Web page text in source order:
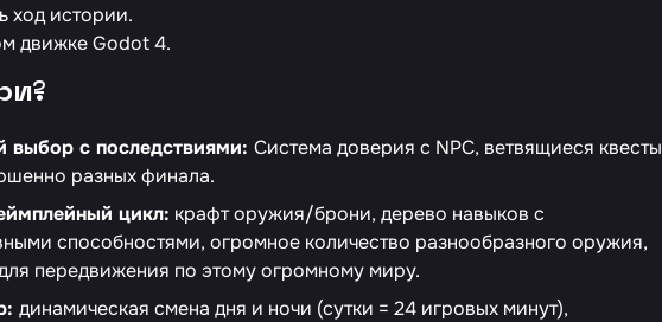
ход истории.
движке Godot 4.
выбор с последствиями: Система доверия с NPC, ветвящиеся квесты
разных финала.
цикл: крафт оружия/брони, дерево навыков с
способностями, огромное количество разнообразного оружия,
передвижения по этому огромному миру.
динамическая смена дня и ночи (сутки = 24 игровых минут),